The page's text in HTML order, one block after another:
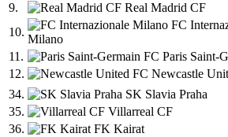
9.
Real Madrid CF
10.
FC
Milano
11.
Paris Saint-
12.
Newcastle
34.
SK Slavia Praha
35.
Villarreal CF
36.
FK Kairat